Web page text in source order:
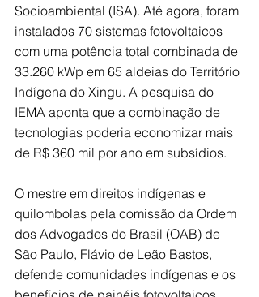
Socioambiental (ISA). Até agora, foram
instalados 70 sistemas fotovoltaicos
com uma potência total combinada de
33.260 kWp em 65 aldeias do Território
Indígena do Xingu. A pesquisa do
IEMA aponta que a combinação de
tecnologias poderia economizar mais
de R$ 360 mil por ano em subsídios.
O mestre em direitos indígenas e
quilombolas pela comissão da Ordem
dos Advogados do Brasil (OAB) de
São Paulo, Flávio de Leão Bastos,
defende comunidades indígenas e os